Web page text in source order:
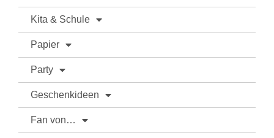
Kita & Schule
Papier
Party
Geschenkideen
Fan von…